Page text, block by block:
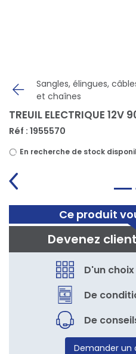
Sangles, élingues,
et chaînes
Ce produit
Devenez
D'un
De
De
Demander
TREUIL ELECTRIQUE 12V
Réf : 1955570
En recherche de stock